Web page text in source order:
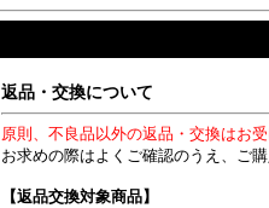
返品・交換について
原則、不良品以外の返品・交換はお受
お求めの際はよくご確認のうえ、ご
【返品交換対象商品】